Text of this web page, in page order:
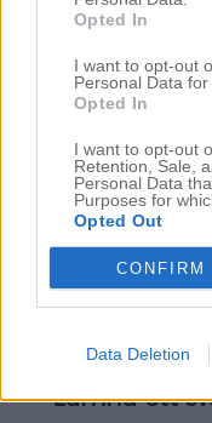
Opted In
I want to opt-out
Personal Data for
Opted In
I want to opt-out
Retention, Sale,
Personal Data
Purposes for
Opted Out
CONFIRM
Data Deletion
åka till någon
.
Snygg väska du
en kalender att
jag har. Ibland
Gott nytt år på dig!!
Kram Elvira
Svara
Lämna ett